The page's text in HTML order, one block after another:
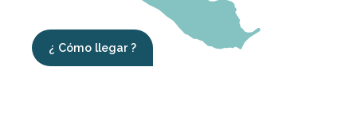
¿ Cómo llegar ?